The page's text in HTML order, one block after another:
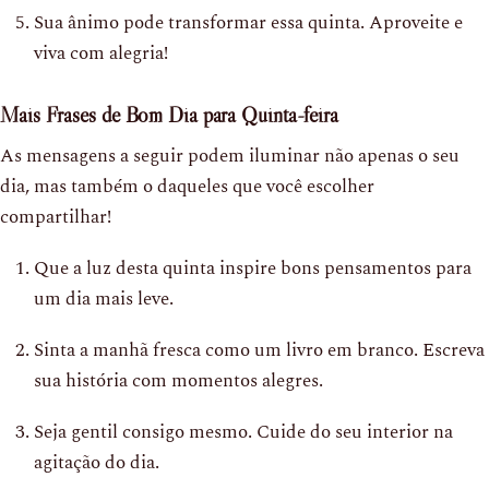
Sua ânimo pode transformar essa quinta. Aproveite e
viva com alegria!
Mais Frases de Bom Dia para Quinta-feira
As mensagens a seguir podem iluminar não apenas o seu
dia, mas também o daqueles que você escolher
compartilhar!
Que a luz desta quinta inspire bons pensamentos para
um dia mais leve.
Sinta a manhã fresca como um livro em branco. Escreva
sua história com momentos alegres.
Seja gentil consigo mesmo. Cuide do seu interior na
agitação do dia.